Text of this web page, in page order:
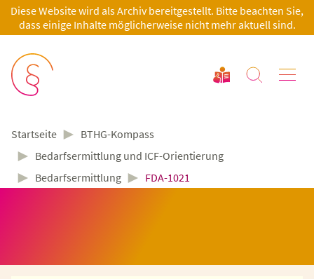
Diese Website wird als Archiv bereitgestellt. Bitte beachten Sie,
dass einige Inhalte möglicherweise nicht mehr aktuell sind.
Startseite ► BTHG-Kompass
► Bedarfsermittlung und ICF-Orientierung
► Bedarfsermittlung ► FDA-1021